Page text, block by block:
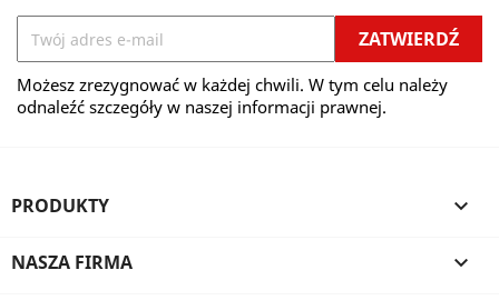
Możesz zrezygnować w każdej chwili. W tym celu należy
odnaleźć szczegóły w naszej informacji prawnej.
PRODUKTY 
NASZA FIRMA 